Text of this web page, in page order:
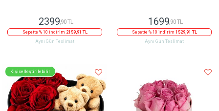
2399,90 TL
Sepette % 10 indirim 2159,91 TL
Aynı Gün Teslimat
1699,90 TL
Sepette % 10 indirim 1529,91 TL
Aynı Gün Teslimat
Kişiselleştirilebilir